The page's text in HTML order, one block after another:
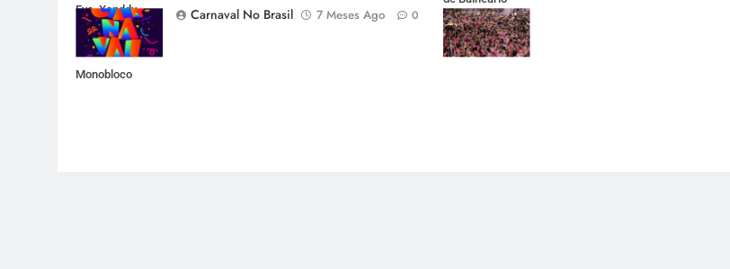
Eva, Xanddy
Harmonia,
Dazaranha e
Monobloco
Carnaval No Brasil
7 Meses Ago 0
Camboriú em
Santa Catarina